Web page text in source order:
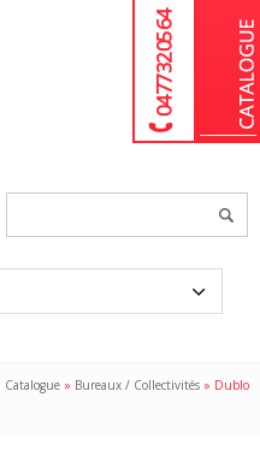
04 77 32 05 64
Catalogue » Bureaux / Collectivités » Dublo